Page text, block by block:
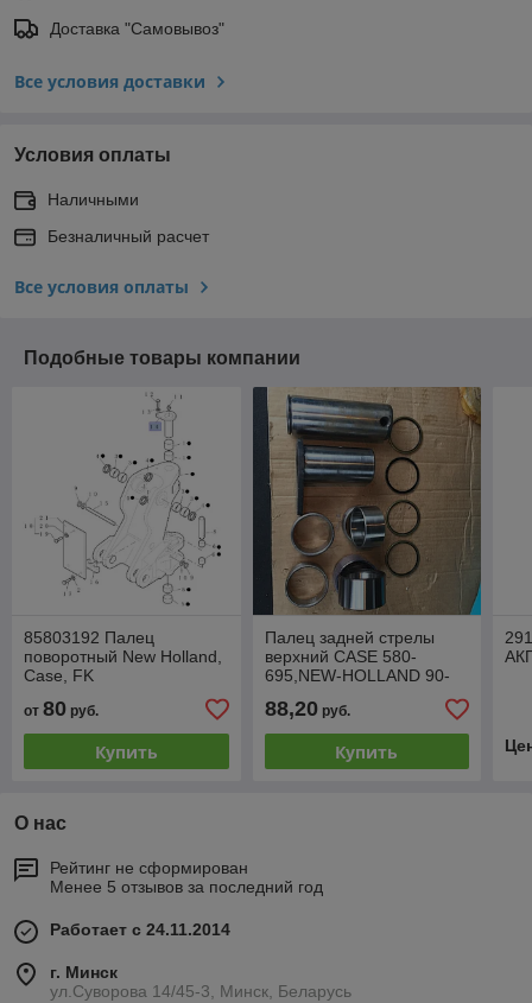
Доставка "Самовывоз"
Все условия доставки
Условия оплаты
Наличными
Безналичный расчет
Все условия оплаты
Подобные товары компании
85803192 Палец
поворотный New Holland,
Case, FK
от 80 руб.
Купить
Палец задней стрелы
верхний CASE 580-
695,NEW-HOLLAND 90-
88,20руб.
Купить
О нас
Рейтинг не сформирован
Менее 5 отзывов за последний год
Работает с 24.11.2014
г. Минск
ул.Суворова 14/45-3, Минск, Беларусь